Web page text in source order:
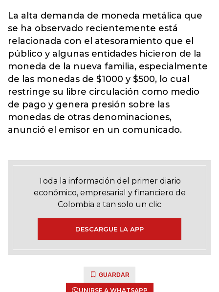
La alta demanda de moneda metálica que
se ha observado recientemente está
relacionada con el atesoramiento que el
público y algunas entidades hicieron de la
moneda de la nueva familia, especialmente
de las monedas de $1000 y $500, lo cual
restringe su libre circulación como medio
de pago y genera presión sobre las
monedas de otras denominaciones,
anunció el emisor en un comunicado.
Toda la información del primer diario
económico, empresarial y financiero de
Colombia a tan solo un clic
DESCARGUE LA APP
GUARDAR
UNIRSE A WHATSAPP